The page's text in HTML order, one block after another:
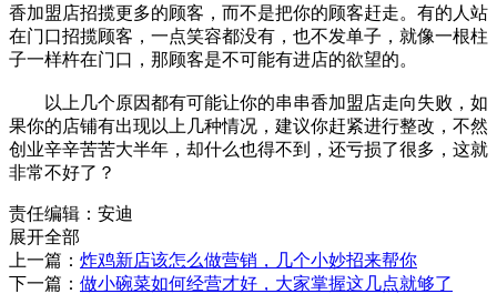
香加盟店招揽更多的顾客，而不是把你的顾客赶走。有的人站
在门口招揽顾客，一点笑容都没有，也不发单子，就像一根柱
子一样杵在门口，那顾客是不可能有进店的欲望的。
以上几个原因都有可能让你的串串香加盟店走向失败，如
果你的店铺有出现以上几种情况，建议你赶紧进行整改，不然
创业辛辛苦苦大半年，却什么也得不到，还亏损了很多，这就
非常不好了？
责任编辑：安迪
展开全部
上一篇： 炸鸡新店该怎么做营销，几个小妙招来帮你
下一篇： 做小碗菜如何经营才好，大家掌握这几点就够了